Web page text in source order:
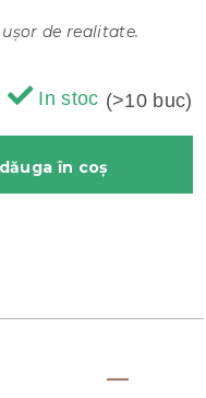
In stoc (>10 buc)
în coş
de realitate.